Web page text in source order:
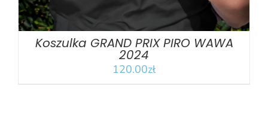
Koszulka GRAND PRIX PIRO WAWA
2024
120.00zł